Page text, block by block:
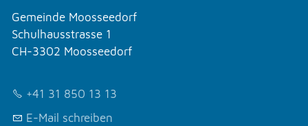
Gemeinde Moosseedorf
Schulhausstrasse 1
CH-3302 Moosseedorf
+41 31 850 13 13
E-Mail schreiben